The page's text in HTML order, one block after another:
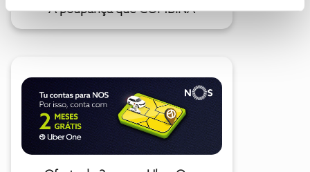
A poupança que COMBINA